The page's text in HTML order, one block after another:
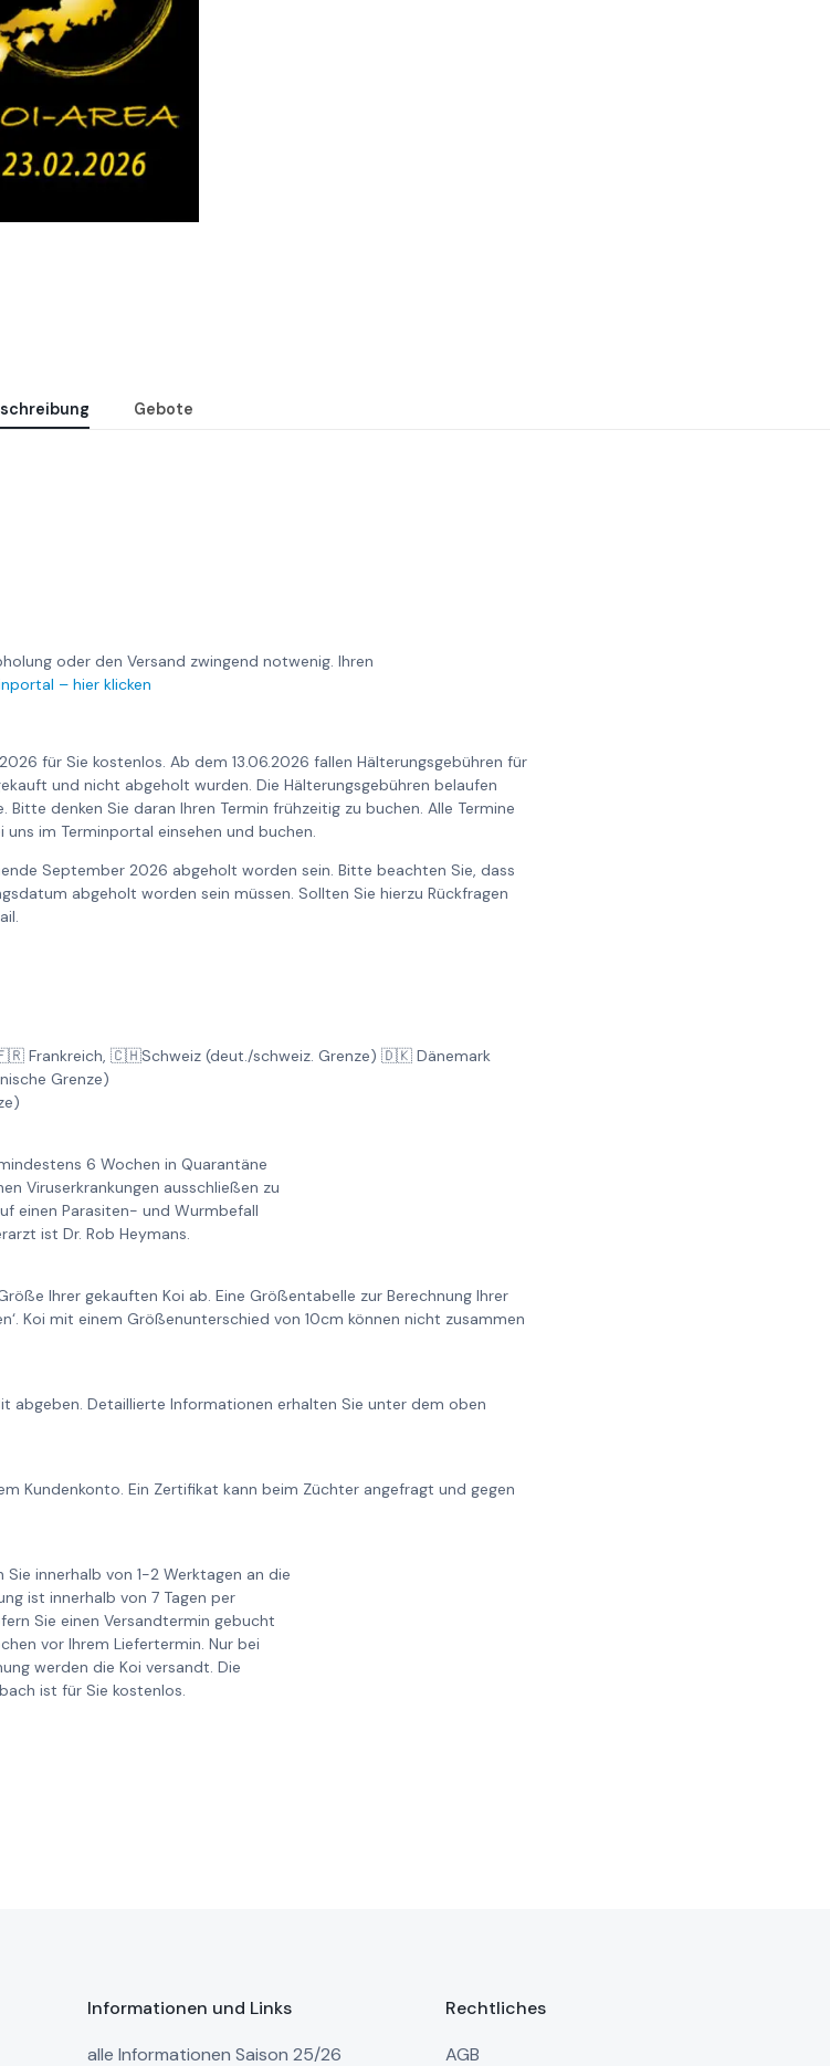
Gebote
oder den Versand zwingend notwenig. Ihren
– hier klicken
für Sie kostenlos. Ab dem 13.06.2026 fallen Hälterungsgebühren für
und nicht abgeholt wurden. Die Hälterungsgebühren belaufen
denken Sie daran Ihren Termin frühzeitig zu buchen. Alle Termine
im Terminportal einsehen und buchen.
September 2026 abgeholt worden sein. Bitte beachten Sie, dass
abgeholt worden sein müssen. Sollten Sie hierzu Rückfragen
🇨🇭Schweiz (deut./schweiz. Grenze) 🇩🇰 Dänemark
Grenze)
6 Wochen in Quarantäne
Viruserkrankungen ausschließen zu
einen Parasiten- und Wurmbefall
ist Dr. Rob Heymans.
Ihrer gekauften Koi ab. Eine Größentabelle zur Berechnung Ihrer
Koi mit einem Größenunterschied von 10cm können nicht zusammen
abgeben. Detaillierte Informationen erhalten Sie unter dem oben
Kundenkonto. Ein Zertifikat kann beim Züchter angefragt und gegen
innerhalb von 1-2 Werktagen an die
ist innerhalb von 7 Tagen per
Sie einen Versandtermin gebucht
vor Ihrem Liefertermin. Nur bei
werden die Koi versandt. Die
ist für Sie kostenlos.
Informationen und Links
alle Informationen Saison 25/26
Rechtliches
AGB